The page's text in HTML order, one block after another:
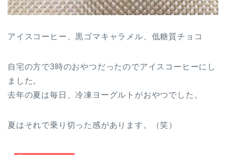
アイスコーヒー、黒ゴマキャラメル、低糖質チョコ
自宅の方で3時のおやつだったのでアイスコーヒーにし
ました。
去年の夏は毎日、冷凍ヨーグルトがおやつでした。
夏はそれで乗り切った感があります。（笑）